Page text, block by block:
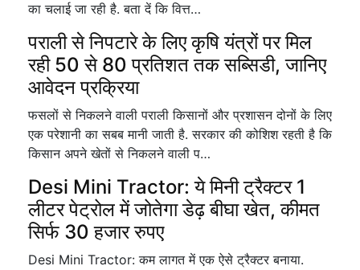
का चलाई जा रही है. बता दें कि वित्त…
पराली से निपटारे के लिए कृषि यंत्रों पर मिल
रही 50 से 80 प्रतिशत तक सब्सिडी, जानिए
आवेदन प्रक्रिया
फसलों से निकलने वाली पराली किसानों और प्रशासन दोनों के लिए
एक परेशानी का सबब मानी जाती है. सरकार की कोशिश रहती है कि
किसान अपने खेतों से निकलने वाली प…
Desi Mini Tractor: ये मिनी ट्रैक्टर 1
लीटर पेट्रोल में जोतेगा डेढ़ बीघा खेत, कीमत
सिर्फ 30 हजार रुपए
Desi Mini Tractor: कम लागत में एक ऐसे ट्रैक्टर बनाया.